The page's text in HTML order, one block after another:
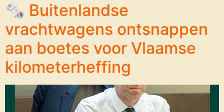
🗞 Buitenlandse
vrachtwagens ontsnappen
aan boetes voor Vlaamse
kilometerheffing